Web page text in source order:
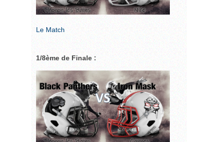
Le Match
1/8ème de Finale :